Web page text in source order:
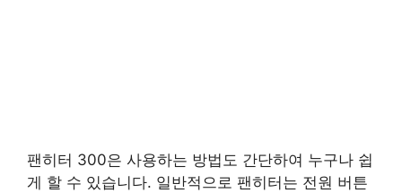
팬히터 300은 사용하는 방법도 간단하여 누구나 쉽
게 할 수 있습니다. 일반적으로 팬히터는 전원 버튼